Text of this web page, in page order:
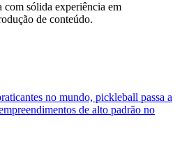
sólida experiência em
de conteúdo.